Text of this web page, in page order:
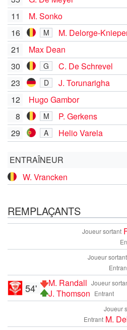
11 M. Sonko
16 M M. Delorge-
21 Max Dean
30 G
C. De Schrevel
23
D J. Torunarigha
12
Hugo Gambor
8
M
P. Gerkens
29
A Helio Varela
ENTRAÎNEUR
W. Vrancken
REMPLAÇANTS
Joueur sortant
Joueur sortant
Joueur
M. Randall
Entrant
J. Thomson
54'
Joueur
Entrant M.